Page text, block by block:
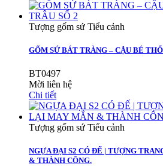
Tượng gốm sứ Tiểu cảnh
GỐM SỨ BÁT TRÀNG – CẬU BÉ
BT0497
Mời liên hệ
Chi tiết
Tượng gốm sứ Tiểu cảnh
NGỰA ĐẠI S2 CÓ ĐẾ | TƯỢNG
& THÀNH CÔNG.